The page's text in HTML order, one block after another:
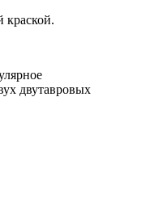
краской.